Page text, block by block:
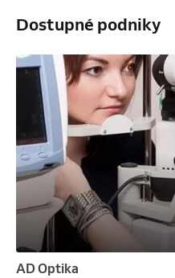
Dostupné podniky
AD Optika